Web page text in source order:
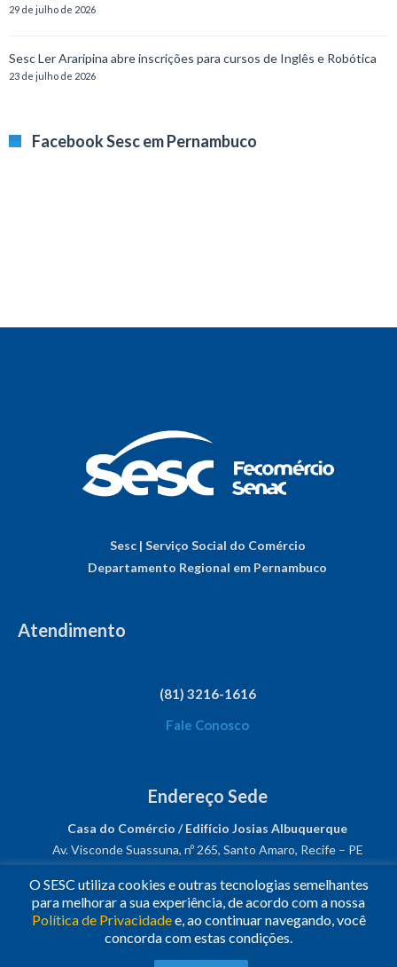
29 de julho de 2026
Sesc Ler Araripina abre inscrições para cursos de Inglês e Robótica
23 de julho de 2026
Facebook Sesc em Pernambuco
Sesc | Serviço Social do Comércio
Departamento Regional em Pernambuco
Atendimento
(81) 3216-1616
Fale Conosco
Endereço Sede
Casa do Comércio / Edifício Josias Albuquerque
Av. Visconde Suassuna, nº 265, Santo Amaro, Recife – PE
CNPJ: 03.482.931/0001-61
Siga-nos!
O SESC utiliza cookies e outras tecnologias semelhantes
para melhorar a sua experiência, de acordo com a nossa
Política de Privacidadee, ao continuar navegando, você
concorda com estas condições.